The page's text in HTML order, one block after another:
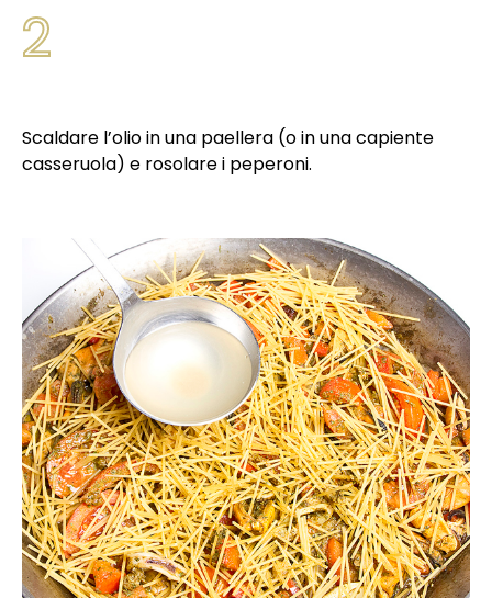
2
Scaldare l’olio in una paellera (o in una capiente
casseruola) e rosolare i peperoni.